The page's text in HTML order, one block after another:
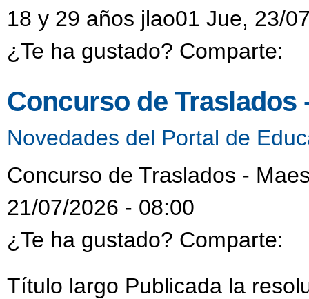
18 y 29 años jlao01 Jue, 23/
¿Te ha gustado? Comparte:
Concurso de Traslados
Novedades del Portal de
Concurso de Traslados -
21/07/2026 - 08:00
¿Te ha gustado? Comparte:
Título largo Publicada la